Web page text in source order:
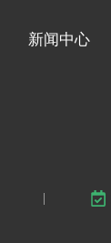
新闻中心